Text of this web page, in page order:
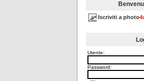
Iscriviti a photo
Utente:
Password: